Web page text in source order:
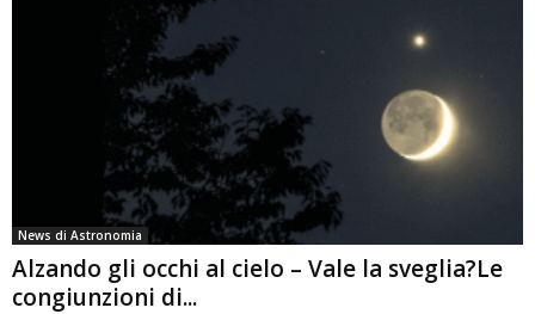
News di Astronomia
Alzando gli occhi al cielo – Vale la sveglia?Le
congiunzioni di...